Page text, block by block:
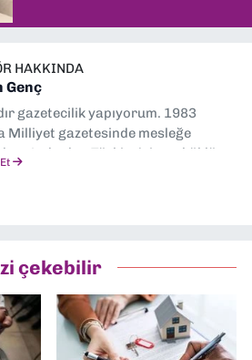
HAKKINDA
Genç
gazetecilik yapıyorum. 1983
Milliyet gazetesinde mesleğe
Ardından Türkiye’nin en köklü
editör, müdür yardımcısı ve spor
olarak görev yaptım. Ayrıca Yeni
editörlük yapıyorum
çekebilir